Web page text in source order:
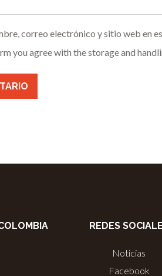
correo electrónico y sitio web en
you agree with the storage and
REDES
Noticias
Facebook